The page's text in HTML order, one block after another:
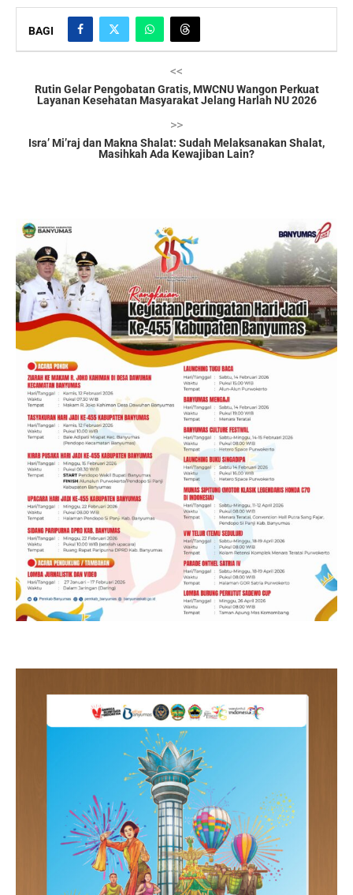
BAGI
<<
Rutin Gelar Pengobatan Gratis, MWCNU Wangon Perkuat
Layanan Kesehatan Masyarakat Jelang Harlah NU 2026
>>
Isra’ Mi’raj dan Makna Shalat: Sudah Melaksanakan Shalat,
Masihkah Ada Kewajiban Lain?